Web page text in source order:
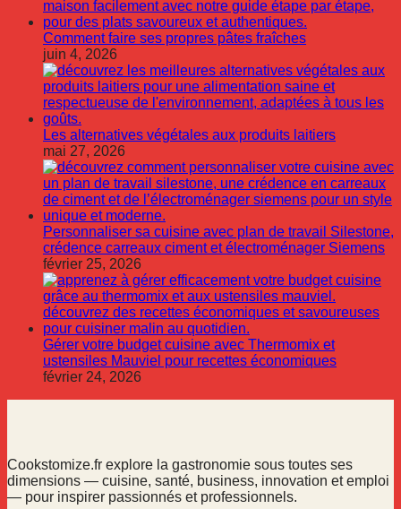
Comment faire ses propres pâtes fraîches
juin 4, 2026
Les alternatives végétales aux produits laitiers
mai 27, 2026
Personnaliser sa cuisine avec plan de travail Silestone,
crédence carreaux ciment et électroménager Siemens
février 25, 2026
Gérer votre budget cuisine avec Thermomix et
ustensiles Mauviel pour recettes économiques
février 24, 2026
Cookstomize.fr explore la gastronomie sous toutes ses
dimensions — cuisine, santé, business, innovation et emploi
— pour inspirer passionnés et professionnels.